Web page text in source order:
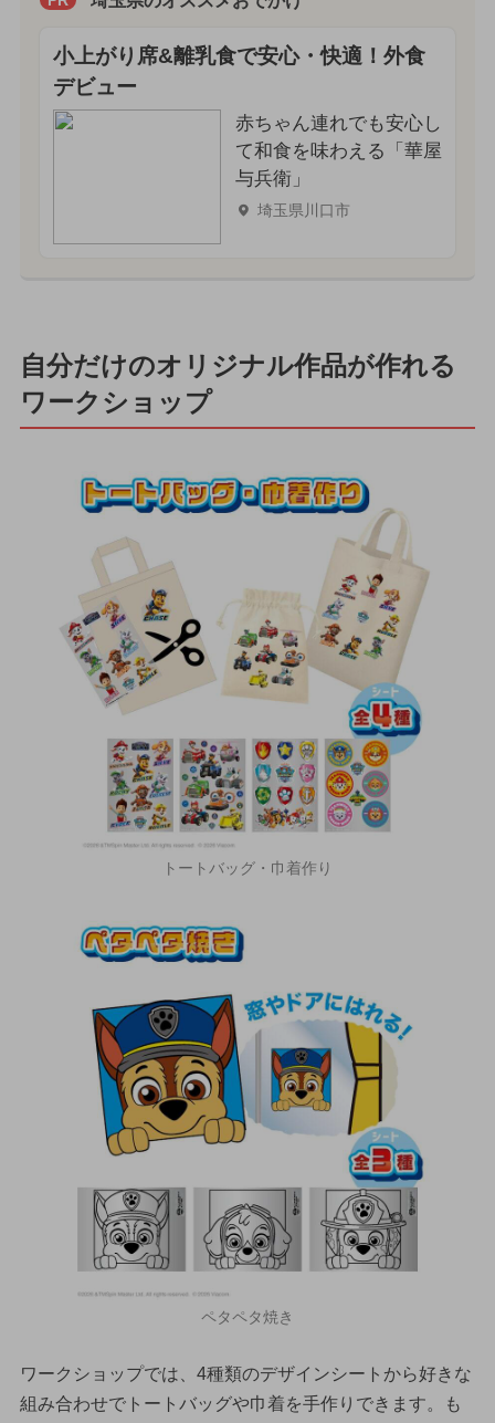
小上がり席&離乳食で安心・快適！外食
デビュー
赤ちゃん連れでも安心し
て和食を味わえる「華屋
与兵衛」
埼玉県川口市
自分だけのオリジナル作品が作れる
ワークショップ
トートバッグ・巾着作り
ペタペタ焼き
ワークショップでは、4種類のデザインシートから好きな
組み合わせでトートバッグや巾着を手作りできます。も